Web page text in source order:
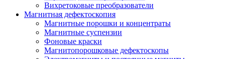
Вихретоковые преобразователи
Магнитная дефектоскопия
Магнитные порошки и концентраты
Магнитные суспензии
Фоновые краски
Магнитопорошковые дефектоскопы